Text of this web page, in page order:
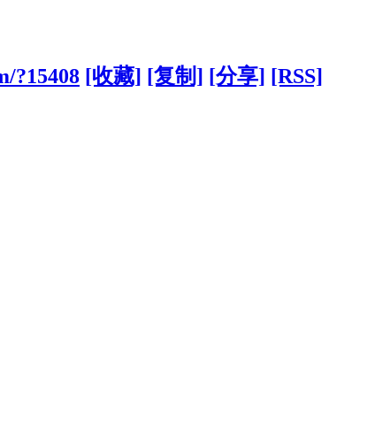
?15408 [收藏] [复制] [分享] [RSS]